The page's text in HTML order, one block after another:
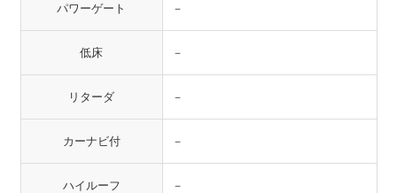
パワーゲート －
低床 －
リターダ －
カーナビ付 －
ハイルーフ －